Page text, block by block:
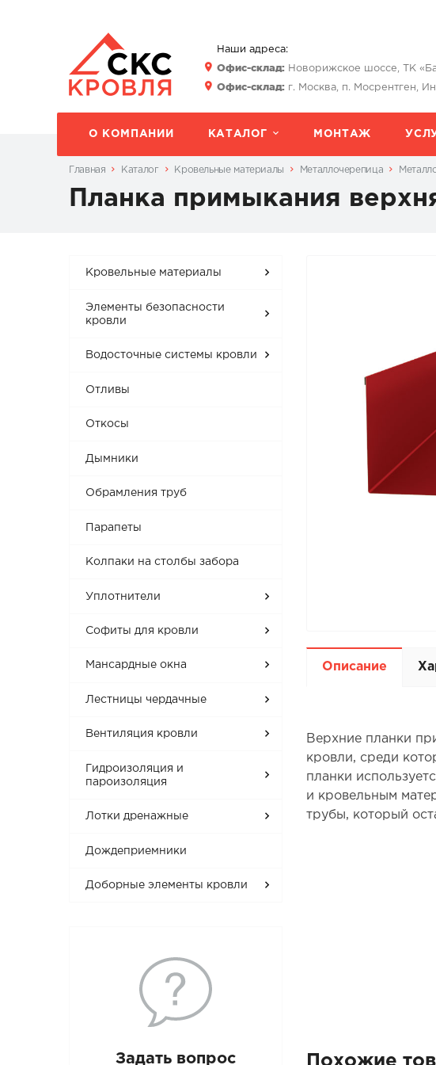
Наши адреса:
Офис-склад:Новорижское шоссе, ТК
Офис-склад:г. Москва, п. Мосрентген,
О КОМПАНИИ КАТАЛОГ МОНТАЖ
Главная Каталог Кровельные материалы Металлочерепица
Планка примыкания
Кровельные материалы
Элементы безопасности
кровли
Водосточные системы кровли
Отливы
Откосы
Дымники
Обрамления труб
Парапеты
Колпаки на столбы забора
Уплотнители
Софиты для кровли
Мансардные окна
Лестницы чердачные
Вентиляция кровли
Гидроизоляция и
пароизоляция
Лотки дренажные
Дождеприемники
Доборные элементы кровли
Задать вопрос
Описание
Верхние планки
кровли, среди
планки
и кровельным
трубы, который
Похожие